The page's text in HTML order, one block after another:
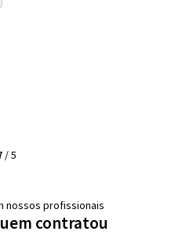
/5
nossos profissionais
contratou